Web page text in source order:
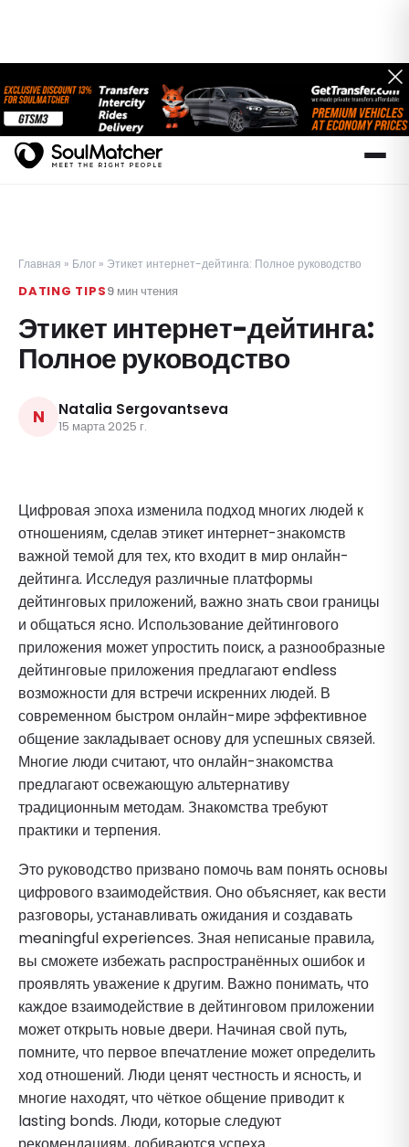
Главная » Блог » Этикет интернет-дейтинга: Полное руководство
DATING TIPS9 мин чтения
Этикет интернет-дейтинга:
Полное руководство
N Natalia Sergovantseva
15 марта 2025 г.
Цифровая эпоха изменила подход многих людей к
отношениям, сделав этикет интернет-знакомств
важной темой для тех, кто входит в мир онлайн-
дейтинга. Исследуя различные платформы
дейтинговых приложений, важно знать свои границы
и общаться ясно. Использование дейтингового
приложения может упростить поиск, а разнообразные
дейтинговые приложения предлагают endless
возможности для встречи искренних людей. В
современном быстром онлайн-мире эффективное
общение закладывает основу для успешных связей.
Многие люди считают, что онлайн-знакомства
предлагают освежающую альтернативу
традиционным методам. Знакомства требуют
практики и терпения.
Это руководство призвано помочь вам понять основы
цифрового взаимодействия. Оно объясняет, как вести
разговоры, устанавливать ожидания и создавать
meaningful experiences. Зная неписаные правила,
вы сможете избежать распространённых ошибок и
проявлять уважение к другим. Важно понимать, что
каждое взаимодействие в дейтинговом приложении
может открыть новые двери. Начиная свой путь,
помните, что первое впечатление может определить
ход отношений. Люди ценят честность и ясность, и
многие находят, что чёткое общение приводит к
lasting bonds. Люди, которые следуют